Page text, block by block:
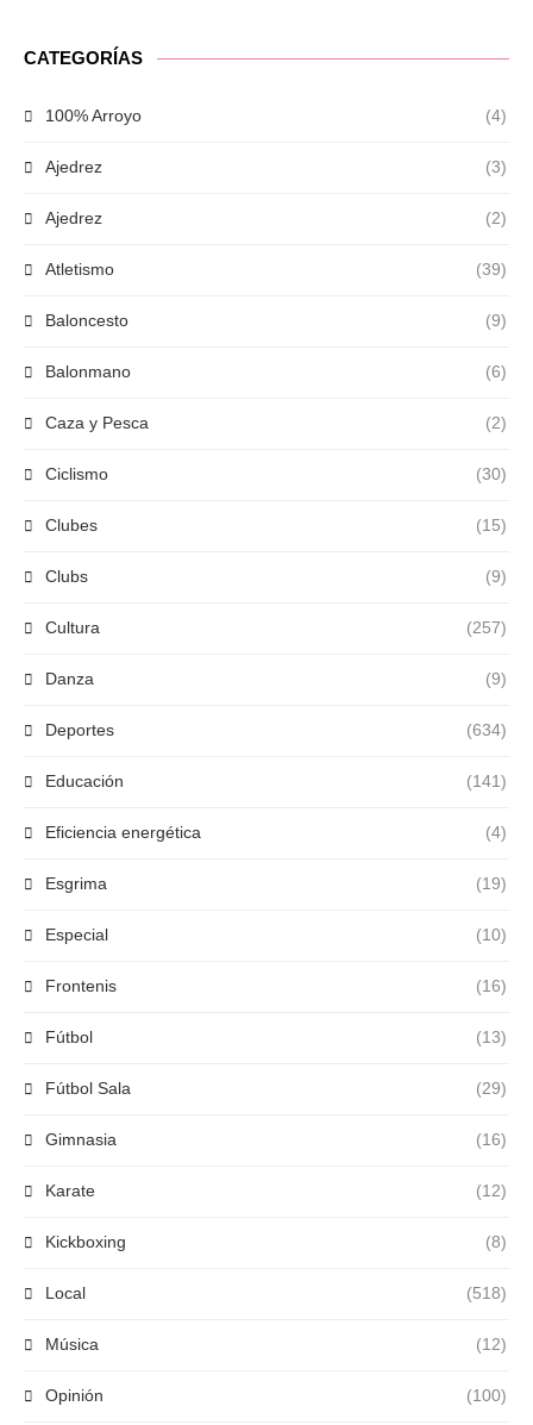
CATEGORÍAS
100% Arroyo (4)
Ajedrez (3)
Ajedrez (2)
Atletismo (39)
Baloncesto (9)
Balonmano (6)
Caza y Pesca (2)
Ciclismo (30)
Clubes (15)
Clubs (9)
Cultura (257)
Danza (9)
Deportes (634)
Educación (141)
Eficiencia energética (4)
Esgrima (19)
Especial (10)
Frontenis (16)
Fútbol (13)
Fútbol Sala (29)
Gimnasia (16)
Karate (12)
Kickboxing (8)
Local (518)
Música (12)
Opinión (100)